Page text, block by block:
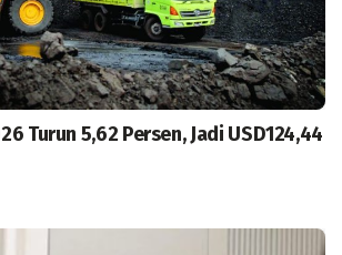
Turun 5,62 Persen, Jadi USD124,44